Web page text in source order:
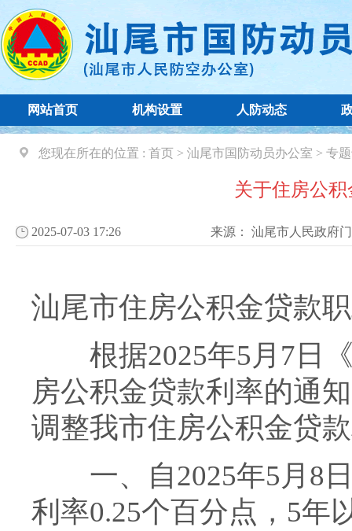
网站首页 机构设置 人防动态
您现在所在的位置 : 首页 > 汕尾市国防动员办公室 > 专
关于住房公
2025-07-03 17:26 来源： 汕尾市人民政府
汕尾市住房公积金贷款
根据2025年5月7日《
房公积金贷款利率的通
调整我市住房公积金贷
一、自2025年5月8日
利率0.25个百分点，5年